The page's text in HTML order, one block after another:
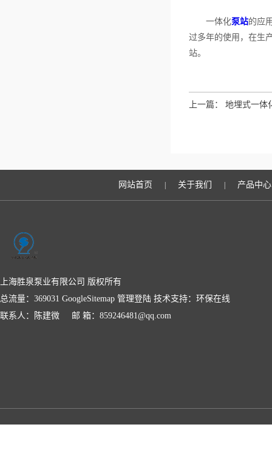
一体化泵站的应
过多年的使用，在生
站。
上一篇： 地埋式一体
网站首页 关于我们 产品中心
上海胜泉泵业有限公司 版权所有
总流量：369031 GoogleSitemap 管理登陆 技术支持： 环保在线
联系人：陈建微 邮 箱：859246481@qq.com